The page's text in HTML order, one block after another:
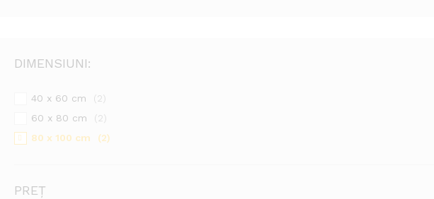
DIMENSIUNI:
40 x 60 cm (2)
60 x 80 cm (2)
80 x 100 cm (2)
PREȚ